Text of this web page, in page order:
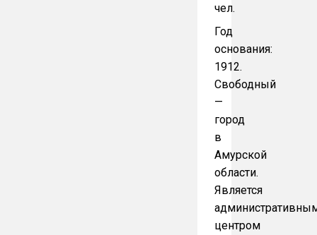
чел.
Год
основания:
1912.
Свободный
—
город
в
Амурской
области.
Является
центром